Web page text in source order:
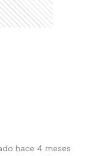
hace 4 meses